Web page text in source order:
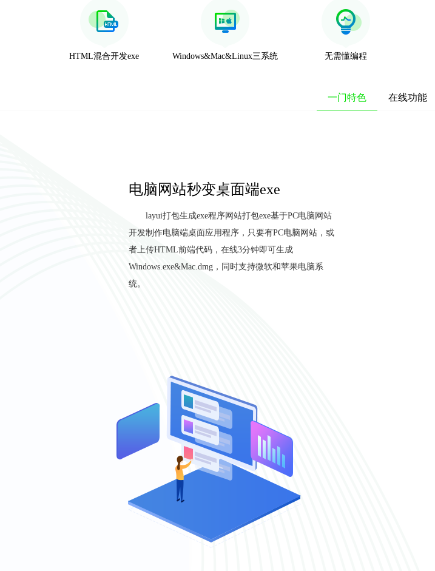
HTML混合开发exe Windows&Mac&Linux三系统 无需懂编程
一门特色 在线功能
电脑网站秒变桌面端exe
layui打包生成exe程序网站打包exe基于PC电脑网站
开发制作电脑端桌面应用程序，只要有PC电脑网站，或
者上传HTML前端代码，在线3分钟即可生成
Windows.exe&Mac.dmg，同时支持微软和苹果电脑系
统。